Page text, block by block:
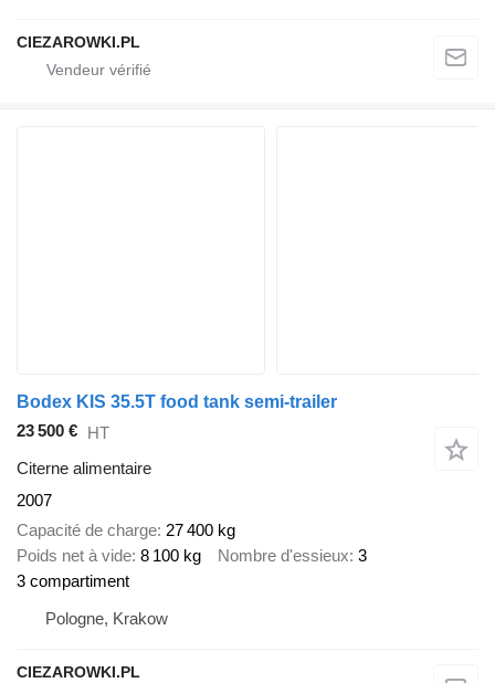
CIEZAROWKI.PL
Bodex KIS 35.5T food tank semi-trailer
23 500 € HT
Citerne alimentaire
2007
Capacité de charge 27 400 kg
Poids net à vide 8 100 kg Nombre d'essieux 3
3 compartiment
Pologne, Krakow
CIEZAROWKI.PL